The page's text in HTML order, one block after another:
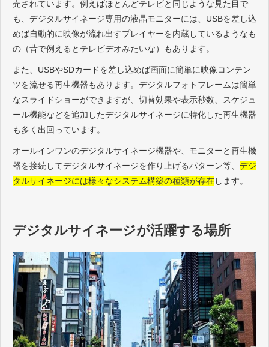
売されています。例えばほとんどテレビと同じような見た目で
も、デジタルサイネージ専用の液晶モニターには、USBを差し込
めば自動的に映像が流れ出すプレイヤーを内蔵しているようなも
の（昔で例えるとテレビデオみたいな）もあります。
また、USBやSDカードを差し込めば画面に簡単に映像コンテン
ツを流せる再生機器もあります。デジタルフォトフレームは簡単
なスライドショーができますが、切替効果や表示秒数、スケジュ
ール機能などを追加したデジタルサイネージに特化した再生機器
も多く出回っています。
オールインワンのデジタルサイネージ機器や、モニターと再生機
器を接続してデジタルサイネージを作り上げるパターン等、 デジ
タルサイネージには様々なシステム構築の種類が存在します。
デジタルサイネージが活躍する場所